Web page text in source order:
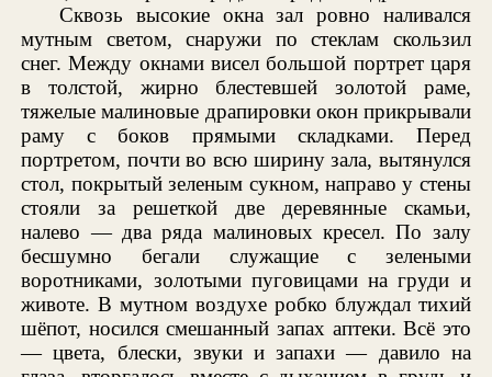
Сквозь высокие окна зал ровно наливался
мутным светом, снаружи по стеклам скользил
снег. Между окнами висел большой портрет царя
в толстой, жирно блестевшей золотой раме,
тяжелые малиновые драпировки окон прикрывали
раму с боков прямыми складками. Перед
портретом, почти во всю ширину зала, вытянулся
стол, покрытый зеленым сукном, направо у стены
стояли за решеткой две деревянные скамьи,
налево — два ряда малиновых кресел. По залу
бесшумно бегали служащие с зелеными
воротниками, золотыми пуговицами на груди и
животе. В мутном воздухе робко блуждал тихий
шёпот, носился смешанный запах аптеки. Всё это
— цвета, блески, звуки и запахи — давило на